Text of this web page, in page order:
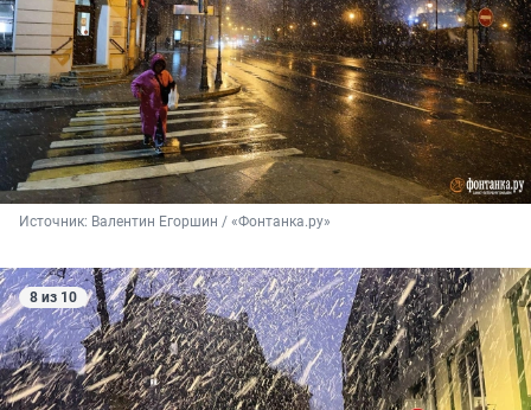
Источник: Валентин Егоршин / «Фонтанка.ру»
8 из 10